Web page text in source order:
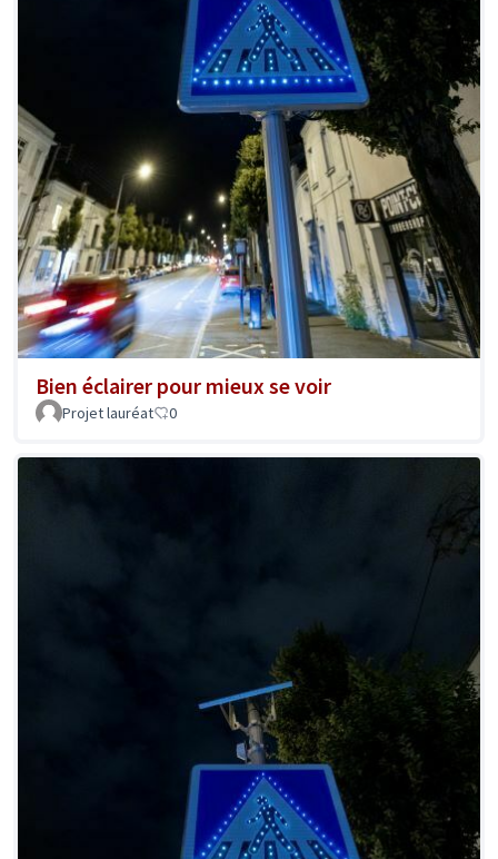
Bien éclairer pour mieux se voir
Projet lauréat 0